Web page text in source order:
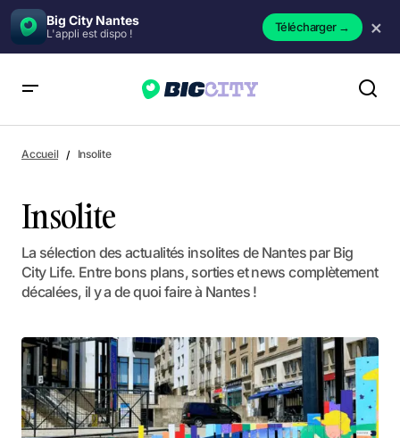
Big City Nantes
L'appli est dispo ! Télécharger→ ×
Accueil Insolite
Insolite
La sélection des actualités insolites de Nantes par Big
City Life. Entre bons plans, sorties et news complètement
décalées, il y a de quoi faire à Nantes !